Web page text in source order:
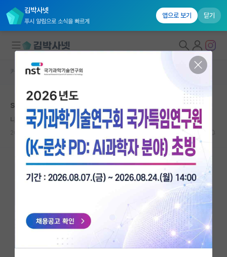
김박사넷
푸시 알림으로 소식을 빠르게
앱으로 보기 닫기
연구실&오픈랩
커뮤니티
커뮤니티 홈
IF 명예의전당
자유 게시판(아무개랩)
커뮤니티 홈 자유 게시판(아무개랩)
spk 자율주행 랩실 찾아보는 중인데
나른한 프리모 레비